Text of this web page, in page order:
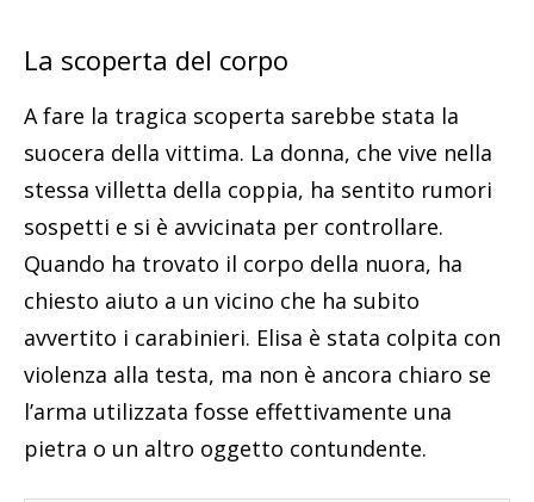
La scoperta del corpo
A fare la tragica scoperta sarebbe stata la
suocera della vittima. La donna, che vive nella
stessa villetta della coppia, ha sentito rumori
sospetti e si è avvicinata per controllare.
Quando ha trovato il corpo della nuora, ha
chiesto aiuto a un vicino che ha subito
avvertito i carabinieri. Elisa è stata colpita con
violenza alla testa, ma non è ancora chiaro se
l’arma utilizzata fosse effettivamente una
pietra o un altro oggetto contundente.